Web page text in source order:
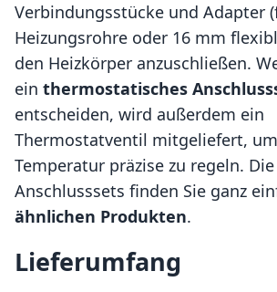
Verbindungsstücke und Adapter
Heizungsrohre oder 16 mm
den Heizkörper anzuschließen.
ein thermostatisches
entscheiden, wird außerdem ein
Thermostatventil mitgeliefert,
Temperatur präzise zu regeln.
Anschlusssets finden Sie ganz
ähnlichen Produkten.
Lieferumfang